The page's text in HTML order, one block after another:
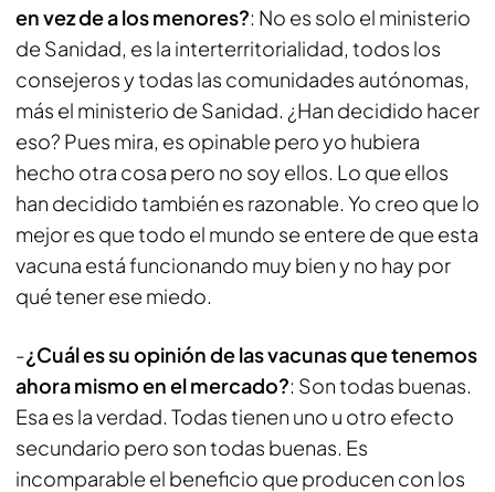
en vez de a los menores?: No es solo el ministerio
de Sanidad, es la interterritorialidad, todos los
consejeros y todas las comunidades autónomas,
más el ministerio de Sanidad. ¿Han decidido hacer
eso? Pues mira, es opinable pero yo hubiera
hecho otra cosa pero no soy ellos. Lo que ellos
han decidido también es razonable. Yo creo que lo
mejor es que todo el mundo se entere de que esta
vacuna está funcionando muy bien y no hay por
qué tener ese miedo.
-¿Cuál es su opinión de las vacunas que tenemos
ahora mismo en el mercado?: Son todas buenas.
Esa es la verdad. Todas tienen uno u otro efecto
secundario pero son todas buenas. Es
incomparable el beneficio que producen con los